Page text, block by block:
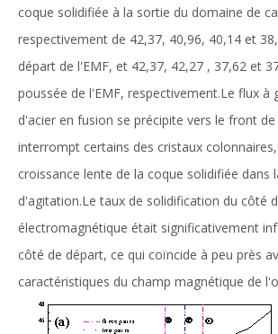
coque solidifiée à la sortie du domaine de
respectivement de 42,37, 40,96, 40,14 et
départ de l'EMF, et 42,37, 42,27 , 37,62 et
poussée de l'EMF, respectivement.Le flux à
d'acier en fusion se précipite vers le front
interrompt certains des cristaux
croissance lente de la coque solidifiée dans
d'agitation.Le taux de solidification du côté
électromagnétique était significativement
côté de départ, ce qui coïncide à peu près
caractéristiques du champ magnétique de